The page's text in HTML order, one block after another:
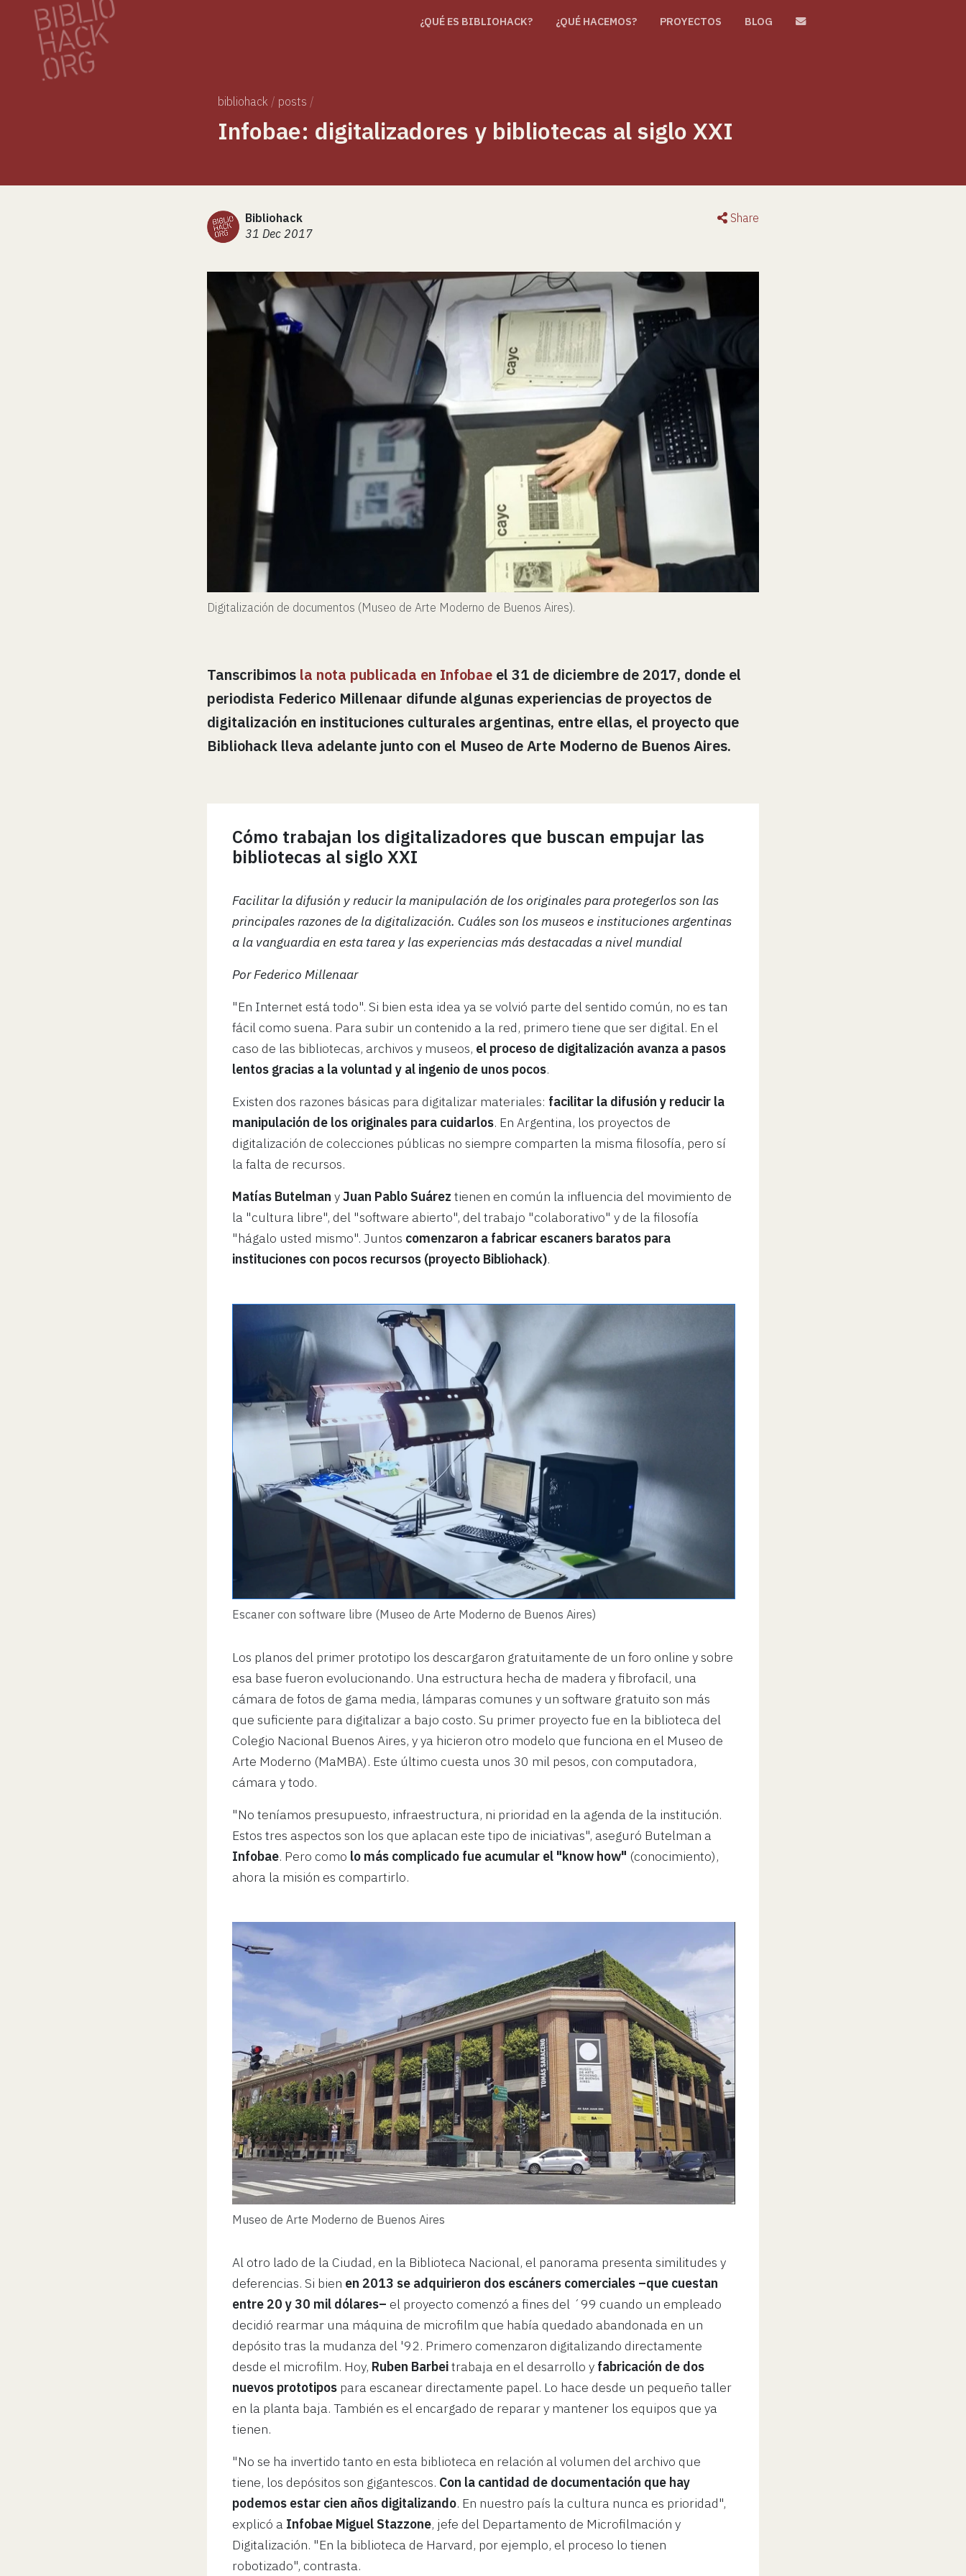
¿QUÉ ES BIBLIOHACK? ¿QUÉ HACEMOS? PROYECTOS BLOG
bibliohack / posts /
Infobae: digitalizadores y bibliotecas al siglo XXI
Share
Bibliohack
31 Dec 2017
Digitalización de documentos (Museo de Arte Moderno de Buenos Aires).
Tanscribimos la nota publicada en Infobae el 31 de diciembre de 2017, donde el
periodista Federico Millenaar difunde algunas experiencias de proyectos de
digitalización en instituciones culturales argentinas, entre ellas, el proyecto que
Bibliohack lleva adelante junto con el Museo de Arte Moderno de Buenos Aires.
Cómo trabajan los digitalizadores que buscan empujar las
bibliotecas al siglo XXI
Facilitar la difusión y reducir la manipulación de los originales para protegerlos son las
principales razones de la digitalización. Cuáles son los museos e instituciones argentinas
a la vanguardia en esta tarea y las experiencias más destacadas a nivel mundial
Por Federico Millenaar
"En Internet está todo". Si bien esta idea ya se volvió parte del sentido común, no es tan
fácil como suena. Para subir un contenido a la red, primero tiene que ser digital. En el
caso de las bibliotecas, archivos y museos, el proceso de digitalización avanza a pasos
lentos gracias a la voluntad y al ingenio de unos pocos.
Existen dos razones básicas para digitalizar materiales: facilitar la difusión y reducir la
manipulación de los originales para cuidarlos. En Argentina, los proyectos de
digitalización de colecciones públicas no siempre comparten la misma filosofía, pero sí
la falta de recursos.
Matías Butelman yJuan Pablo Suárez tienen en común la influencia del movimiento de
la "cultura libre", del "software abierto", del trabajo "colaborativo" y de la filosofía
"hágalo usted mismo". Juntos comenzaron a fabricar escaners baratos para
instituciones con pocos recursos (proyecto Bibliohack).
Escaner con software libre (Museo de Arte Moderno de Buenos Aires)
Los planos del primer prototipo los descargaron gratuitamente de un foro online y sobre
esa base fueron evolucionando. Una estructura hecha de madera y fibrofacil, una
cámara de fotos de gama media, lámparas comunes y un software gratuito son más
que suficiente para digitalizar a bajo costo. Su primer proyecto fue en la biblioteca del
Colegio Nacional Buenos Aires, y ya hicieron otro modelo que funciona en el Museo de
Arte Moderno (MaMBA). Este último cuesta unos 30 mil pesos, con computadora,
cámara y todo.
"No teníamos presupuesto, infraestructura, ni prioridad en la agenda de la institución.
Estos tres aspectos son los que aplacan este tipo de iniciativas", aseguró Butelman a
Infobae. Pero como lo más complicado fue acumular el "know how" (conocimiento),
ahora la misión es compartirlo.
Museo de Arte Moderno de Buenos Aires
Al otro lado de la Ciudad, en la Biblioteca Nacional, el panorama presenta similitudes y
deferencias. Si bien en 2013 se adquirieron dos escáners comerciales –que cuestan
entre 20 y 30 mil dólares– el proyecto comenzó a fines del ´99 cuando un empleado
decidió rearmar una máquina de microfilm que había quedado abandonada en un
depósito tras la mudanza del '92. Primero comenzaron digitalizando directamente
desde el microfilm. Hoy, Ruben Barbeitrabaja en el desarrollo y fabricación de dos
nuevos prototipos para escanear directamente papel. Lo hace desde un pequeño taller
en la planta baja. También es el encargado de reparar y mantener los equipos que ya
tienen.
"No se ha invertido tanto en esta biblioteca en relación al volumen del archivo que
tiene, los depósitos son gigantescos. Con la cantidad de documentación que hay
podemos estar cien años digitalizando. En nuestro país la cultura nunca es prioridad",
explicó a Infobae Miguel Stazzone, jefe del Departamento de Microfilmación y
Digitalización. "En la biblioteca de Harvard, por ejemplo, el proceso lo tienen
robotizado", contrasta.